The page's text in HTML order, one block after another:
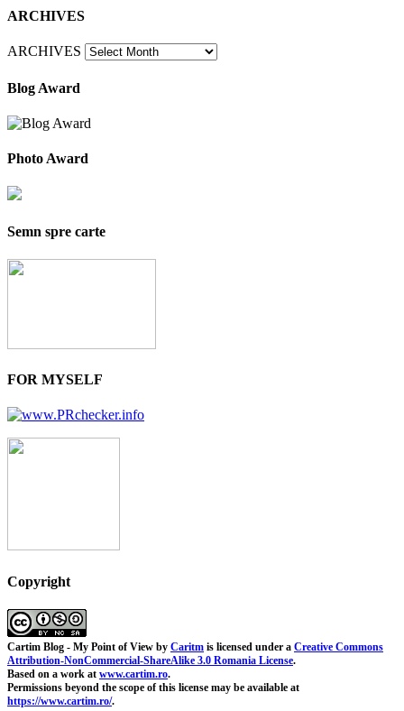
ARCHIVES
ARCHIVES
Blog Award
Photo Award
Semn spre carte
FOR MYSELF
Copyright
Cartim Blog - My Point of View by Caritm is licensed under a Creative Commons
Attribution-NonCommercial-ShareAlike 3.0 Romania License.
Based on a work at www.cartim.ro.
Permissions beyond the scope of this license may be available at
https://www.cartim.ro/.